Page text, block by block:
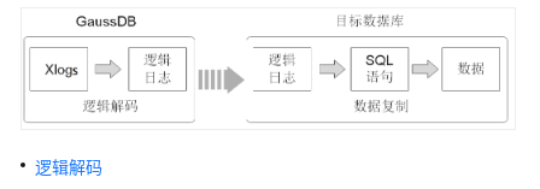
速
逻辑解码